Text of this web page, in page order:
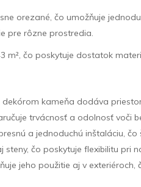
orezané, čo umožňuje
pre rôzne prostredia.
m², čo poskytuje dostatok
kameňa dodáva
trvácnosť a odolnosť voči
a jednoduchú inštaláciu,
čo poskytuje flexibilitu pri
jeho použitie aj v